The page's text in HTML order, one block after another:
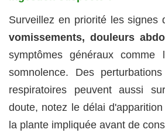
Surveillez en priorité les signes
vomissements, douleurs
symptômes généraux
somnolence. Des
respiratoires peuvent aussi
doute, notez le délai
la plante impliquée avant de